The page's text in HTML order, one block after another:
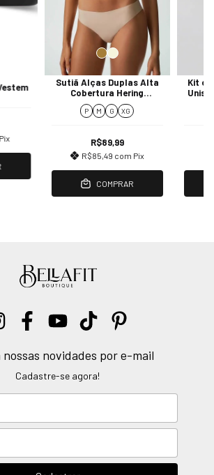
Pix
Sutiã Alças Duplas Alta
Cobertura Hering
Intimates
P M G XG
R$89,99
R$85,49 com Pix
COMPRAR
Kit
nossas novidades por e-mail
Cadastre-se agora!